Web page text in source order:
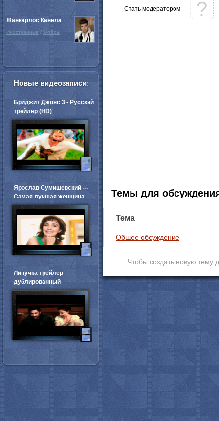
Стать модератором ?
Темы для
Тема
Общее обсуждение
Чтобы создать новую тему
Жанкарлос Канела
Иностранные / Актёры
Новые видеозаписи:
Бриджит Джонс 3 - Русский
трейлер (HD)
Ярослав Сумишевский ---
Самая лучшая женщина
Липучка трейлер
дублированный